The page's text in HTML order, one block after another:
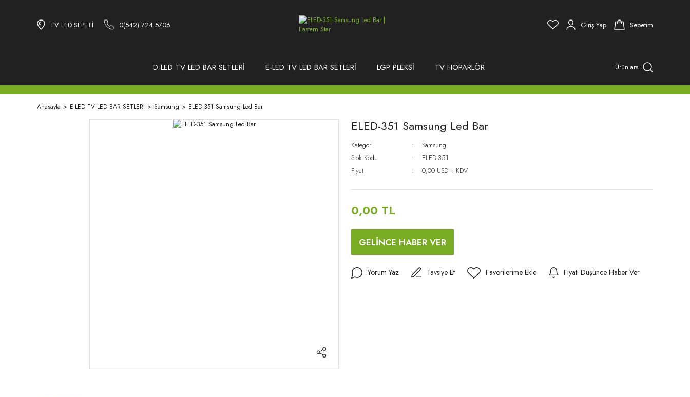
TV LED SEPETİ 0(542) 724 5706 Giriş Yap Sepetim
D-LED TV LED BAR SETLERİ E-LED TV LED BAR SETLERİ LGP PLEKSİ TV HOPARLÖR Ürün ara
Anasayfa E-LED TV LED BAR SETLERİ Samsung ELED-351 Samsung Led Bar
ELED-351 Samsung Led Bar
Kategori
Samsung
Stok Kodu
ELED-351
Fiyat
0,00 USD + KDV
0,00 TL
GELİNCE HABER VER
Yorum Yaz Tavsiye Et Fiyatı Düşünce Haber Ver